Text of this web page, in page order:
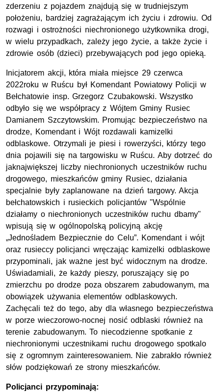
zderzeniu z pojazdem znajdują się w trudniejszym
położeniu, bardziej zagrażającym ich życiu i zdrowiu. Od
rozwagi i ostrożności niechronionego użytkownika drogi,
w wielu przypadkach, zależy jego życie, a także życie i
zdrowie osób (dzieci) przebywających pod jego opieką.
Inicjatorem akcji, która miała miejsce 29 czerwca
2022roku w Ruścu był Komendant Powiatowy Policji w
Bełchatowie insp. Grzegorz Czubakowski. Wszystko
odbyło się we współpracy z Wójtem Gminy Rusiec
Damianem Szczytowskim. Promując bezpieczeństwo na
drodze, Komendant i Wójt rozdawali kamizelki
odblaskowe. Otrzymali je piesi i rowerzyści, którzy tego
dnia pojawili się na targowisku w Ruścu. Aby dotrzeć do
jaknajwiększej liczby niechronionych uczestników ruchu
drogowego, mieszkańców gminy Rusiec, działania
specjalnie były zaplanowane na dzień targowy. Akcja
bełchatowskich i rusieckich policjantów "Wspólnie
działamy o niechronionych uczestników ruchu dbamy"
wpisują się w ogólnopolską policyjną akcję
„Jednośladem Bezpiecznie do Celu”. Komendant i wójt
oraz rusieccy policjanci wręczając kamizelki odblaskowe
przypominali, jak ważne jest być widocznym na drodze.
Uświadamiali, że każdy pieszy, poruszający się po
zmierzchu po drodze poza obszarem zabudowanym, ma
obowiązek używania elementów odblaskowych.
Zachęcali też do tego, aby dla własnego bezpieczeństwa
w porze wieczorowo-nocnej nosić odblaski również na
terenie zabudowanym. To niecodzienne spotkanie z
niechronionymi uczestnikami ruchu drogowego spotkalo
się z ogromnym zainteresowaniem. Nie zabrakło również
słów podziękowań ze strony mieszkańców.
Policjanci przypominają: